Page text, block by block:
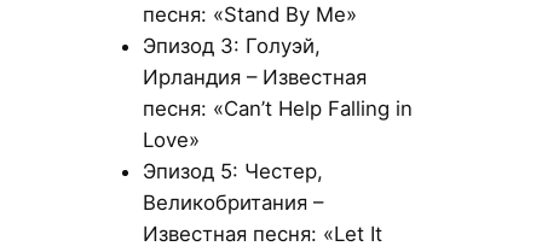
песня: «Stand By Me»
Эпизод 3: Голуэй,
Ирландия – Известная
песня: «Can’t Help Falling in
Love»
Эпизод 5: Честер,
Великобритания –
Известная песня: «Let It